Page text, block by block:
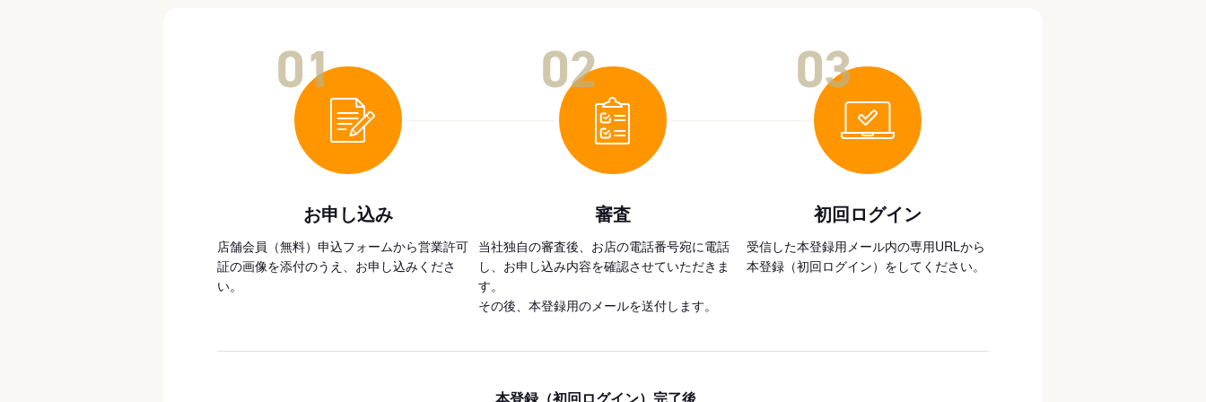
お申し込み
店舗会員（無料）申込フォームから営業許可
証の画像を添付のうえ、お申し込みくださ
い。
審査
当社独自の審査後、お店の電話番号宛に電話
し、お申し込み内容を確認させていただきま
す。
その後、本登録用のメールを送付します。
初回ログイン
受信した本登録用メール内の専用URLから
本登録（初回ログイン）をしてください。